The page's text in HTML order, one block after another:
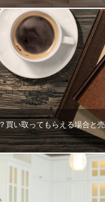
買い取ってもらえる場合と